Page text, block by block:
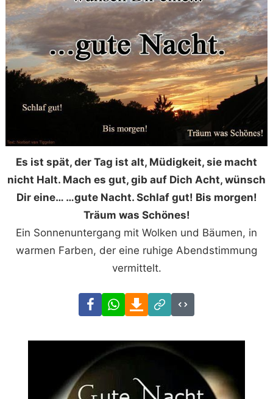
Es ist spät, der Tag ist alt, Müdigkeit, sie macht
nicht Halt. Mach es gut, gib auf Dich Acht, wünsch
Dir eine… …gute Nacht. Schlaf gut! Bis morgen!
Träum was Schönes!
Ein Sonnenuntergang mit Wolken und Bäumen, in
warmen Farben, der eine ruhige Abendstimmung
vermittelt.
FacebookWhatsAppDownload
Link
Code